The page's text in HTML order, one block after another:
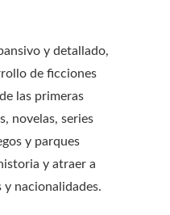
y detallado,
de ficciones
las primeras
novelas, series
y parques
y atraer a
y nacionalidades.